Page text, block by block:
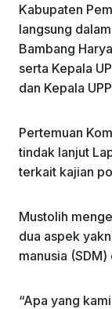
Kabupaten
langsung
Bambang
serta Kepala
dan Kepala
Pertemuan
tindak lanjut
terkait kajian
Mustolih
dua aspek
manusia
“Apa yang